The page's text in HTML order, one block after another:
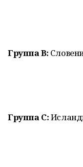
Группа B:
Группа C: